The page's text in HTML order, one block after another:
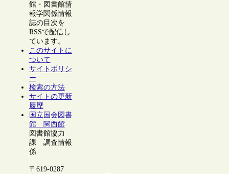
館・図書館情
報学関係情報
誌の目次を
RSSで配信し
ています。
このサイトに
ついて
サイトポリシ
ー
検索の方法
サイトの更新
履歴
国立国会図書
館 関西館
図書館協力
課 調査情報
係
〒619-0287